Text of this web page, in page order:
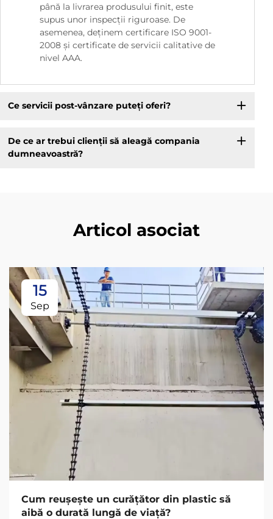
până la livrarea produsului finit, este
supus unor inspecții riguroase. De
asemenea, deținem certificare ISO 9001-
2008 și certificate de servicii calitative de
nivel AAA.
Ce servicii post-vânzare puteți oferi?
De ce ar trebui clienții să aleagă compania
dumneavoastră?
Articol asociat
15
Sep
Cum reușește un curățător din plastic să
aibă o durată lungă de viață?